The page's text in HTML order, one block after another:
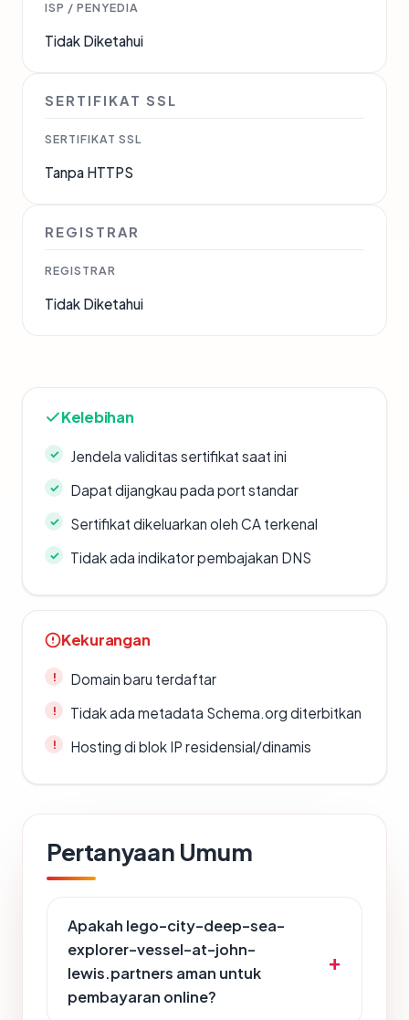
ISP / PENYEDIA
Tidak Diketahui
SERTIFIKAT SSL
SERTIFIKAT SSL
Tanpa HTTPS
REGISTRAR
REGISTRAR
Tidak Diketahui
Kelebihan
Jendela validitas sertifikat saat ini
Dapat dijangkau pada port standar
Sertifikat dikeluarkan oleh CA terkenal
Tidak ada indikator pembajakan DNS
Kekurangan
Domain baru terdaftar
Tidak ada metadata Schema.org diterbitkan
Hosting di blok IP residensial/dinamis
Pertanyaan Umum
Apakah lego-city-deep-sea-
explorer-vessel-at-john-
lewis.partners aman untuk
pembayaran online?